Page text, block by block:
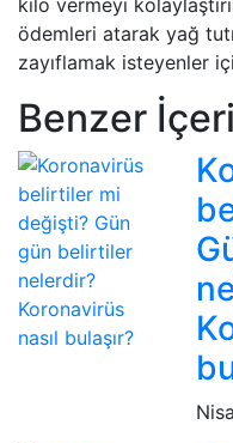
kilo vermeyi
ödemleri atarak yağ
zayıflamak isteyenler
Benzer